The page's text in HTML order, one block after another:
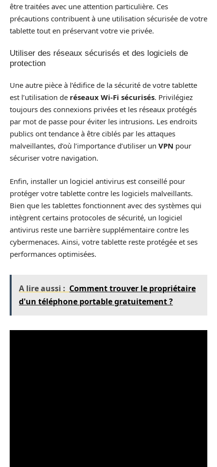
être traitées avec une attention particulière. Ces
précautions contribuent à une utilisation sécurisée de votre
tablette tout en préservant votre vie privée.
Utiliser des réseaux sécurisés et des logiciels de
protection
Une autre pièce à l’édifice de la sécurité de votre tablette
est l’utilisation de réseaux Wi-Fi sécurisés. Privilégiez
toujours des connexions privées et les réseaux protégés
par mot de passe pour éviter les intrusions. Les endroits
publics ont tendance à être ciblés par les attaques
malveillantes, d’où l’importance d’utiliser un VPN pour
sécuriser votre navigation.
Enfin, installer un logiciel antivirus est conseillé pour
protéger votre tablette contre les logiciels malveillants.
Bien que les tablettes fonctionnent avec des systèmes qui
intègrent certains protocoles de sécurité, un logiciel
antivirus reste une barrière supplémentaire contre les
cybermenaces. Ainsi, votre tablette reste protégée et ses
performances optimisées.
A lire aussi : Comment trouver le propriétaire
d'un téléphone portable gratuitement ?